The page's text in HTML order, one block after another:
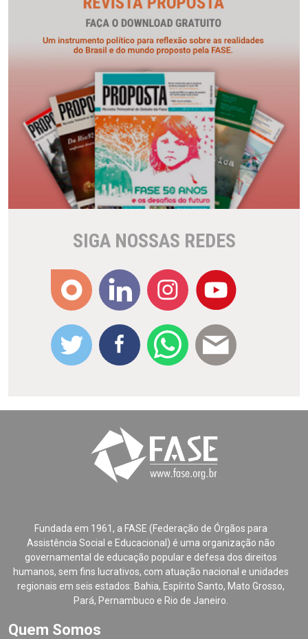
SIGA NOSSAS REDES
Fundada em 1961, a FASE (Federação de Órgãos para
Assistência Social e Educacional) é uma organização não
governamental de educação popular e defesa dos direitos
humanos, sem fins lucrativos, com atuação nacional e unidades
regionais em seis estados: Bahia, Espírito Santo, Mato Grosso,
Pará, Pernambuco e Rio de Janeiro.
Quem Somos